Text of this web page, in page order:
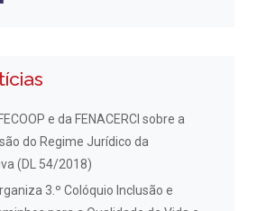
e da FENACERCI sobre a
do Regime Jurídico da
(DL 54/2018)
3.º Colóquio Inclusão e